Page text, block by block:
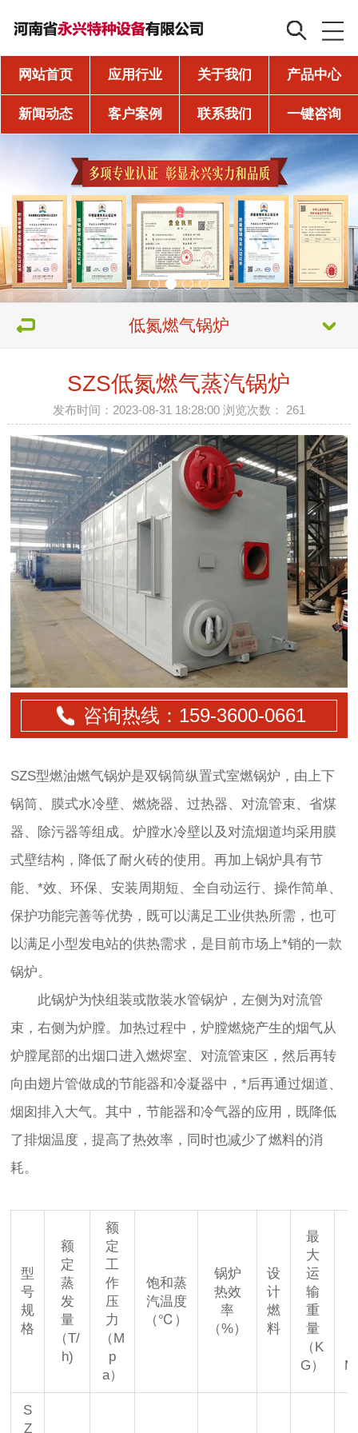
网站首页 应用行业 关于我们 产品中心
新闻动态 客户案例 联系我们 一键咨询
低氮燃气锅炉
SZS低氮燃气蒸汽锅炉
发布时间：2023-08-31 18:28:00 浏览次数： 261
咨询热线：159-3600-0661
SZS型燃油燃气锅炉是双锅筒纵置式室燃锅炉，由上下
锅筒、膜式水冷壁、燃烧器、过热器、对流管束、省煤
器、除污器等组成。炉膛水冷壁以及对流烟道均采用膜
式壁结构，降低了耐火砖的使用。再加上锅炉具有节
能、*效、环保、安装周期短、全自动运行、操作简单、
保护功能完善等优势，既可以满足工业供热所需，也可
以满足小型发电站的供热需求，是目前市场上*销的一款
锅炉。
此锅炉为快组装或散装水管锅炉，左侧为对流管
束，右侧为炉膛。加热过程中，炉膛燃烧产生的烟气从
炉膛尾部的出烟口进入燃烬室、对流管束区，然后再转
向由翅片管做成的节能器和冷凝器中，*后再通过烟道、
烟囱排入大气。其中，节能器和冷气器的应用，既降低
了排烟温度，提高了热效率，同时也减少了燃料的消
耗。
型
号
规
格
额
定
蒸
发
量
（T/
h)
额
定
工
作
压
力
（M
p
a）
饱和蒸
汽温度
（℃）
锅炉
热效
率
（%）
设
计
燃
料
最
大
运
输
重
量
（K
G）
S
Z